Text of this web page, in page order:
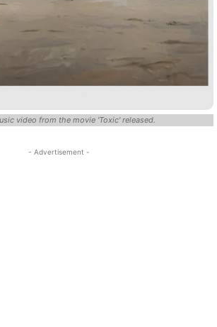
video from the movie 'Toxic' released.
- Advertisement -